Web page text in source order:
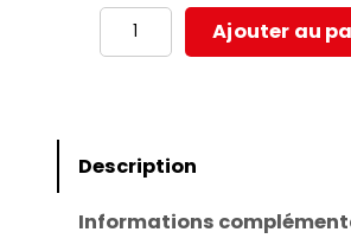
quantité
de
POUR
DE
Ajouter au
Description
Informations